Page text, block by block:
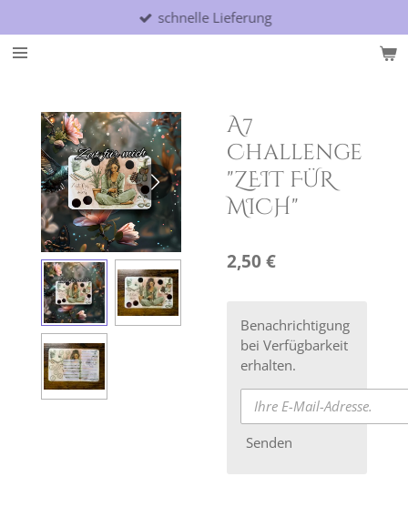
Hauptinhalt
springen
schnelle Lieferung
A7
Challenge
"ZEIT FÜR
MICH"
2,50 €
Benachrichtigung
bei Verfügbarkeit
erhalten.
Senden